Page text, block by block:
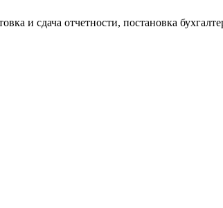
и сдача отчетности, постановка